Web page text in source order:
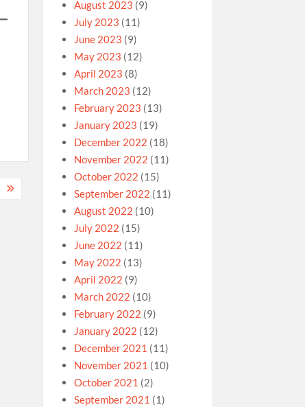
August 2023 (9)
July 2023 (11)
June 2023 (9)
May 2023 (12)
April 2023 (8)
March 2023 (12)
February 2023 (13)
January 2023 (19)
December 2022 (18)
November 2022 (11)
October 2022 (15)
September 2022 (11)
August 2022 (10)
July 2022 (15)
June 2022 (11)
May 2022 (13)
April 2022 (9)
March 2022 (10)
February 2022 (9)
January 2022 (12)
December 2021 (11)
November 2021 (10)
October 2021 (2)
September 2021 (1)